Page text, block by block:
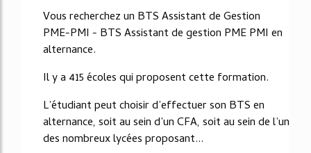
Vous recherchez un BTS Assistant de Gestion
PME-PMI - BTS Assistant de gestion PME PMI en
alternance.
Il y a 415 écoles qui proposent cette formation.
L’étudiant peut choisir d’effectuer son BTS en
alternance, soit au sein d’un CFA, soit au sein de l’un
des nombreux lycées proposant...